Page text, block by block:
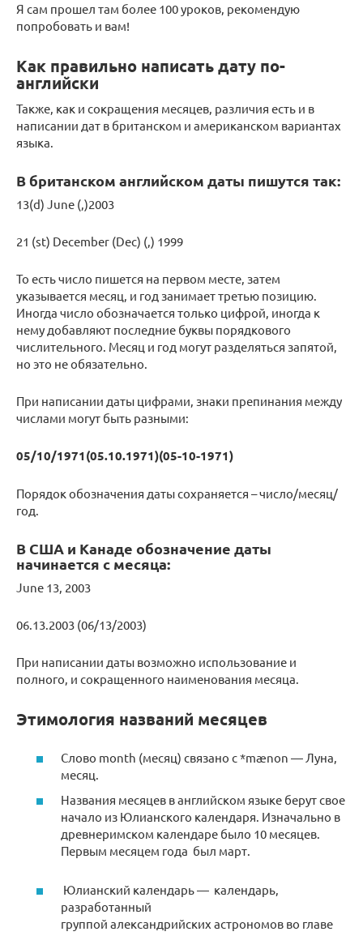
Я сам прошел там более 100 уроков, рекомендую
попробовать и вам!
Как правильно написать дату по-
английски
Также, как и сокращения месяцев, различия есть и в
написании дат в британском и американском вариантах
языка.
В британском английском даты пишутся так:
13(d) June (,)2003
21 (st) December (Dec) (,) 1999
То есть число пишется на первом месте, затем
указывается месяц, и год занимает третью позицию.
Иногда число обозначается только цифрой, иногда к
нему добавляют последние буквы порядкового
числительного. Месяц и год могут разделяться запятой,
но это не обязательно.
При написании даты цифрами, знаки препинания между
числами могут быть разными:
05/10/1971(05.10.1971)(05-10-1971)
Порядок обозначения даты сохраняется – число/месяц/
год.
В США и Канаде обозначение даты
начинается с месяца:
June 13, 2003
06.13.2003 (06/13/2003)
При написании даты возможно использование и
полного, и сокращенного наименования месяца.
Этимология названий месяцев
Слово month (месяц) связано с *mænon — Луна,
месяц.
Названия месяцев в английском языке берут свое
начало из Юлианского календаря. Изначально в
древнеримском календаре было 10 месяцев.
Первым месяцем года был март.
Юлианский календарь — календарь,
разработанный
группой александрийских астрономов во главе